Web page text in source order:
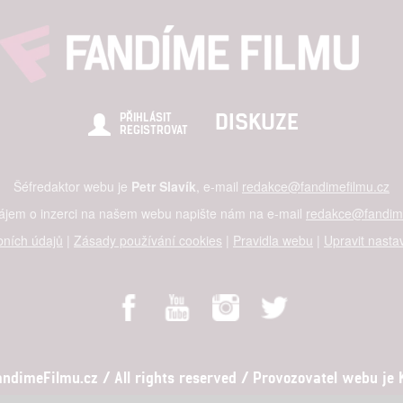
PŘIHLÁSIT
REGISTROVAT
DISKUZE
Šéfredaktor webu je Petr Slavík, e-mail redakce@fandimefilmu.cz
o inzerci na našem webu napište nám na e-mail
údajů | Zásady používání cookies | Pravidla webu | Upravit
/ All rights reserved / Provozovatel webu je